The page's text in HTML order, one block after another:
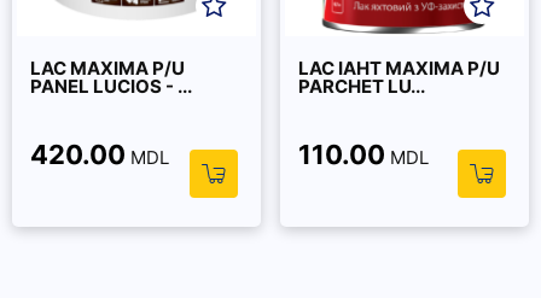
LAC MAXIMA P/U
PANEL LUCIOS - ...
420.00 MDL
LAC IAHT MAXIMA P/U
PARCHET LU...
110.00 MDL